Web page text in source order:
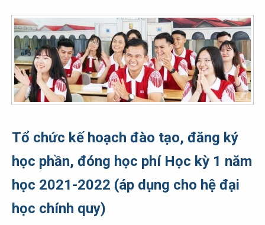
Tổ chức kế hoạch đào tạo, đăng ký
học phần, đóng học phí Học kỳ 1 năm
học 2021-2022 (áp dụng cho hệ đại
học chính quy)